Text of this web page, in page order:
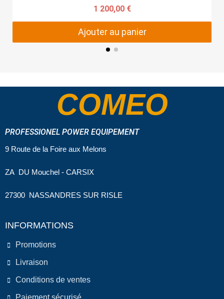
1 200,00 €
Ajouter au panier
COMEO
PROFESSIONEL POWER EQUIPEMENT
9 Route de la Foire aux Melons
ZA DU Mouchel - CARSIX
27300 NASSANDRES SUR RISLE
INFORMATIONS
Promotions
Livraison
Conditions de ventes
Paiement sécurisé